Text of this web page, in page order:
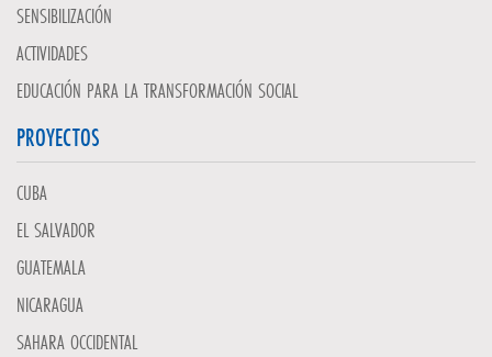
SENSIBILIZACIÓN
ACTIVIDADES
EDUCACIÓN PARA LA TRANSFORMACIÓN SOCIAL
PROYECTOS
CUBA
EL SALVADOR
GUATEMALA
NICARAGUA
SAHARA OCCIDENTAL